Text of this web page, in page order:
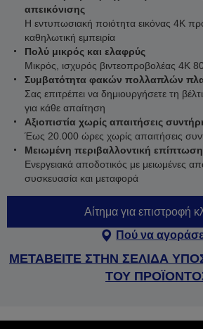
απεικόνισης
Η εντυπωσιακή ποιότητα εικόνας 4K
καθηλωτική εμπειρία
Πολύ μικρός και ελαφρύς
Μικρός, ισχυρός βιντεοπροβολέας 4K
Συμβατότητα φακών πολλαπλών
Σας επιτρέπει να δημιουργήσετε τη
για κάθε απαίτηση
Αξιοπιστία χωρίς απαιτήσεις
Έως 20.000 ώρες χωρίς απαιτήσεις
Μειωμένη περιβαλλοντική επίπτωση
Ενεργειακά αποδοτικός με μειωμένες
συσκευασία και μεταφορά
Αίτημα για επιστροφή
Πού να
ΜΕΤΑΒΕΙΤΕ ΣΤΗΝ ΣΕΛΙΔΑ
ΤΟΥ